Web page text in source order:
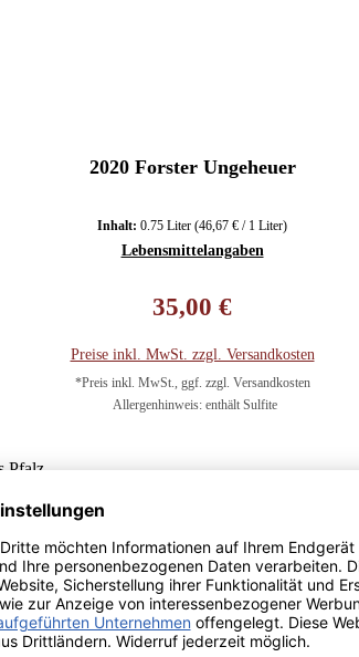
2020 Forster Ungeheuer
Inhalt: 0.75 Liter (46,67 € / 1 Liter)
Lebensmittelangaben
35,00 €
Preise inkl. MwSt. zzgl. Versandkosten
*Preis inkl. MwSt., ggf. zzgl. Versandkosten
Allergenhinweis: enthält Sulfite